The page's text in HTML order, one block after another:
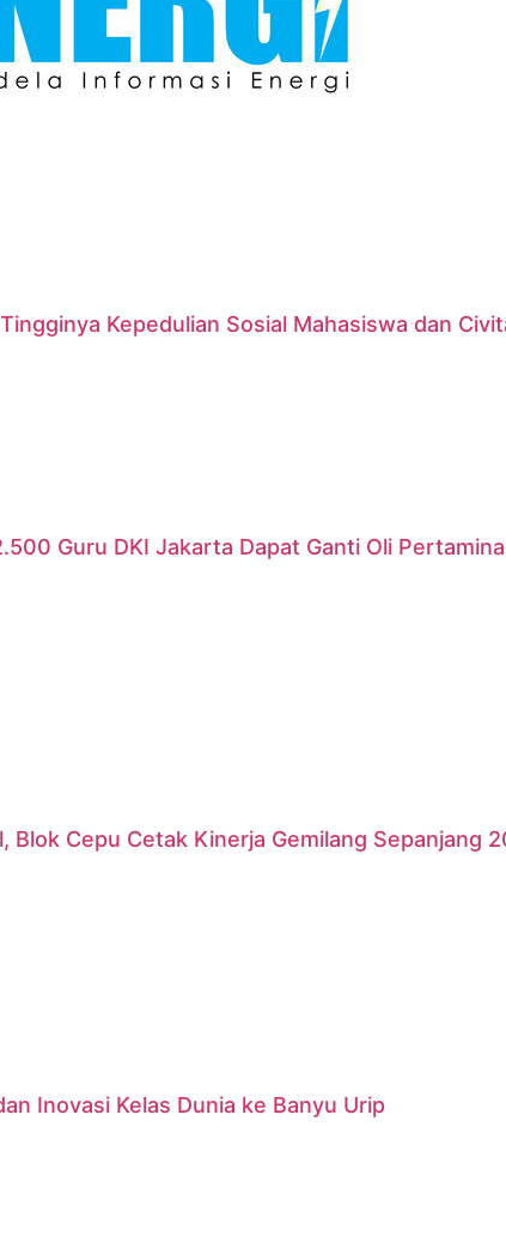
Kepedulian Sosial Mahasiswa dan
Guru DKI Jakarta Dapat Ganti Oli
Blok Cepu Cetak Kinerja Gemilang Sepanjang
Inovasi Kelas Dunia ke Banyu Urip